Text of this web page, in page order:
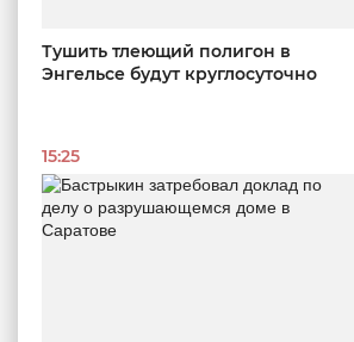
Тушить тлеющий полигон в
Энгельсе будут круглосуточно
15:25